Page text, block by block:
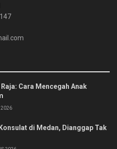
Cara Mencegah Anak
2026
di Medan, Dianggap Tak